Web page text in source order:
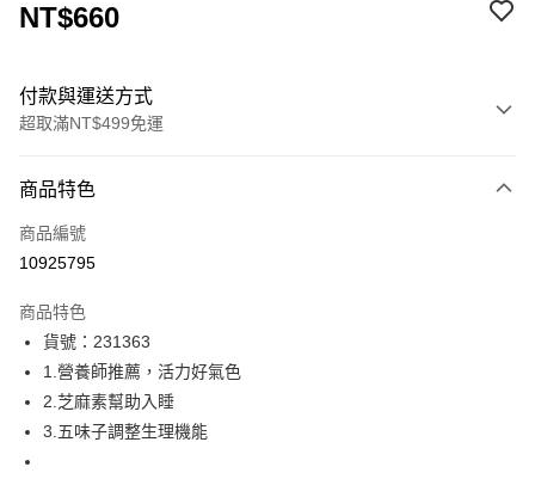
NT$660
付款與運送方式
超取滿NT$499免運
icash Pay
信用卡一次付款
LINE Pay
Apple Pay
街口支付
悠遊付
商品特色
商品編號
10925795
商品特色
貨號：231363
1.營養師推薦，活力好氣色
2.芝麻素幫助入睡
3.五味子調整生理機能